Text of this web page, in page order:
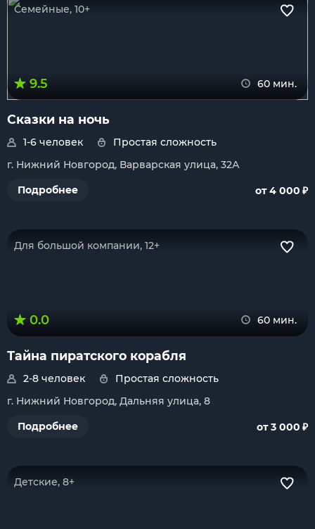
Семейные, 10+
9.5 60 мин.
Сказки на ночь
1-6 человек
Простая сложность
г. Нижний Новгород, Варварская улица, 32А
Подробнее
от 4 000 ₽
Для большой компании, 12+
0.0 60 мин.
Тайна пиратского корабля
2-8 человек
Простая сложность
г. Нижний Новгород, Дальняя улица, 8
Подробнее
от 3 000 ₽
Детские, 8+